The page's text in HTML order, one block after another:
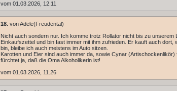
vom 01.03.2026, 12.11
18. von Adele(Freudental)
Nicht auch sondern nur. Ich komme trotz Rollator nicht bis zu unserem
Einkaufszettel und bin fast immer mit ihm zufrieden. Er kauft auch dort,
bin, bleibe ich auch meistens im Auto sitzen.
Karotten und Eier sind auch immer da, sowie Cynar (Artischockenlikör)
fürchtet ja, daß die Oma Alkoholikerin ist!
vom 01.03.2026, 11.26